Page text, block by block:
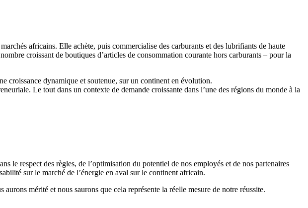
africains. Elle achète, puis commercialise des carburants et des lubrifiants de haute
croissant de boutiques d’articles de consommation courante hors carburants – pour la
croissance dynamique et soutenue, sur un continent en évolution.
Le tout dans un contexte de demande croissante dans l’une des régions du monde à la
le respect des règles, de l’optimisation du potentiel de nos employés et de nos partenaires
sur le marché de l’énergie en aval sur le continent africain.
mérité et nous saurons que cela représente la réelle mesure de notre réussite.